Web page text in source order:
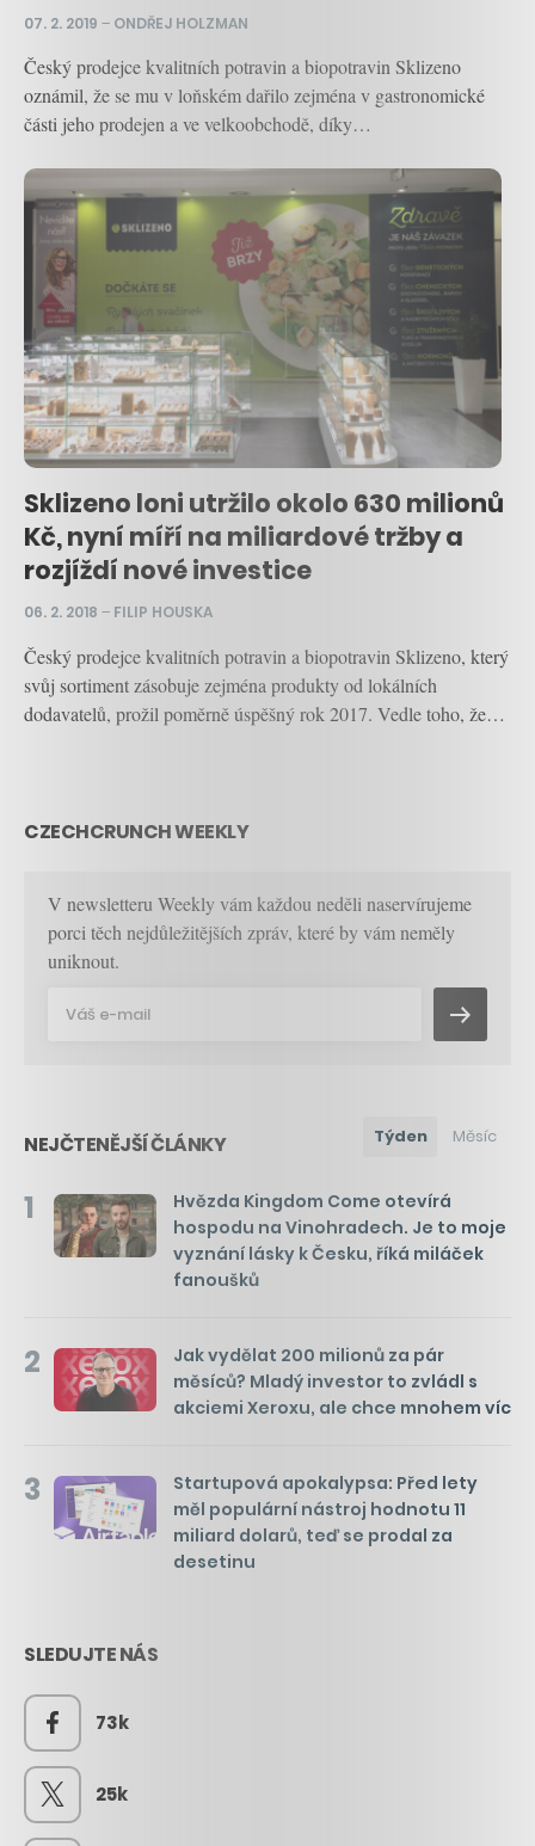
07. 2. 2019 – ONDŘEJ HOLZMAN
Český prodejce kvalitních potravin a biopotravin Sklizeno
oznámil, že se mu v loňském dařilo zejména v gastronomické
části jeho prodejen a ve velkoobchodě, díky…
Sklizeno loni utržilo okolo 630 milionů
Kč, nyní míří na miliardové tržby a
rozjíždí nové investice
06. 2. 2018 – FILIP HOUSKA
Český prodejce kvalitních potravin a biopotravin Sklizeno, který
svůj sortiment zásobuje zejména produkty od lokálních
dodavatelů, prožil poměrně úspěšný rok 2017. Vedle toho, že…
CZECHCRUNCH WEEKLY
V newsletteru Weekly vám každou neděli naservírujeme
porci těch nejdůležitějších zpráv, které by vám neměly
uniknout.
NEJČTENĚJŠÍ ČLÁNKY Týden Měsíc
1
Hvězda Kingdom Come otevírá
hospodu na Vinohradech. Je to moje
vyznání lásky k Česku, říká miláček
fanoušků
2
Jak vydělat 200 milionů za pár
měsíců? Mladý investor to zvládl s
akciemi Xeroxu, ale chce mnohem víc
3
Startupová apokalypsa: Před lety
měl populární nástroj hodnotu 11
miliard dolarů, teď se prodal za
desetinu
SLEDUJTE NÁS
73k
25k